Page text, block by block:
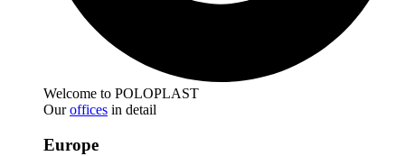
Welcome to POLOPLAST
Ouroffices in detail
Europe